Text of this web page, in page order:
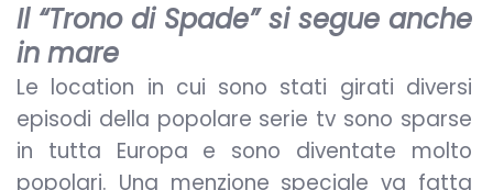
Il “Trono di Spade” si segue anche
in mare
Le location in cui sono stati girati diversi
episodi della popolare serie tv sono sparse
in tutta Europa e sono diventate molto
popolari. Una menzione speciale va fatta